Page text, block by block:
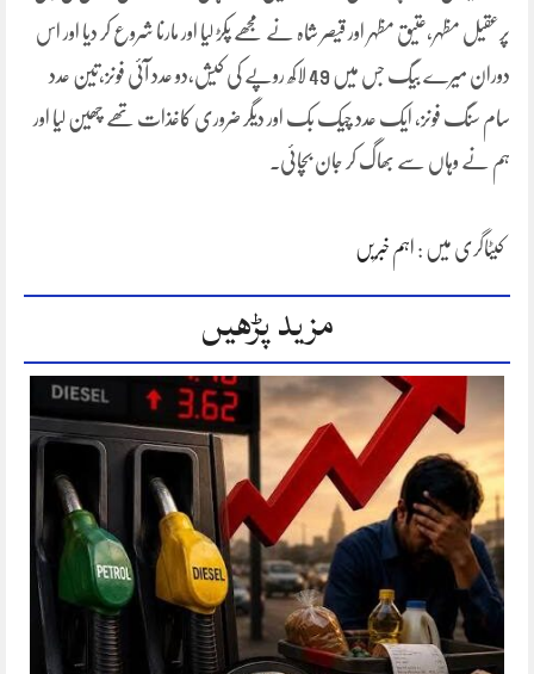
پرعقیل مظہر،عتیق مظہر اور قیصر شاہ نے مجھے پکڑ لیا اور مارنا شروع کر دیا اور اس
دوران میرے بیگ جس میں 49 لاکھ روپے کی کیش،دو عدد آئی فونز،تین عدد
سام سنگ فونز، ایک عدد چیک بک اور دیگر ضروری کاغذات تھے چھین لیا اور
ہم نے وہاں سے بھاگ کر جان بچائی۔
کیٹاگری میں : اہم خبریں
مزید پڑھیں